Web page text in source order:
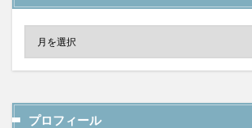
プロフィール